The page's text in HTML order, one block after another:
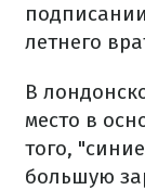
летнего
В
место в
того,
большую